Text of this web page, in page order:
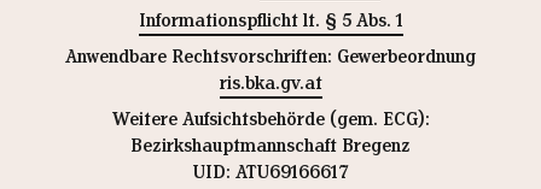
Informationspflicht lt. § 5 Abs. 1
Anwendbare Rechtsvorschriften: Gewerbeordnung
ris.bka.gv.at
Weitere Aufsichtsbehörde (gem. ECG):
Bezirkshauptmannschaft Bregenz
UID: ATU69166617